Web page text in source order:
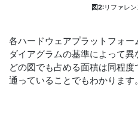
図2:リファレ
各ハードウェアプラットフォ
ダイアグラムの基準によって異
どの図でも占める面積は同程
通っていることでもわかります。